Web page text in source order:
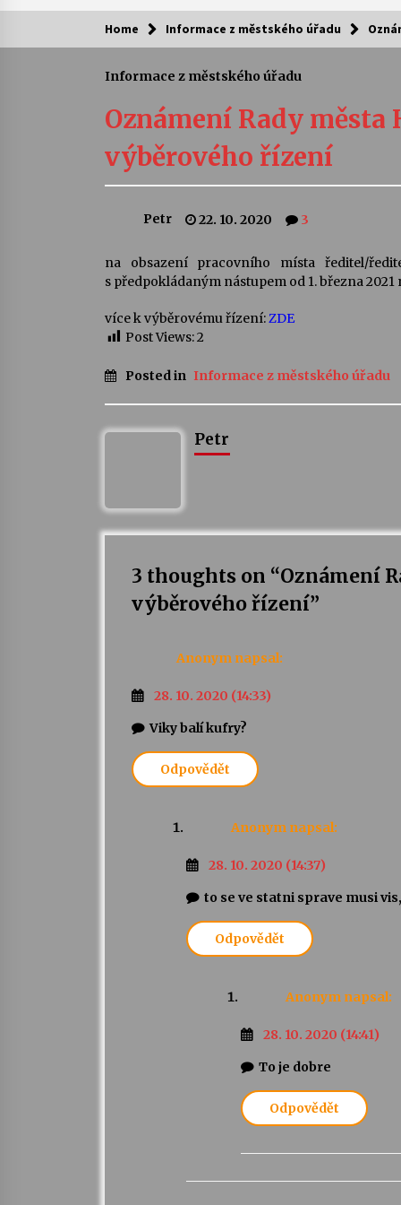
Kam za kulturou?
Camerata a Sukuba Ensemble
4. 8. 2026
Quijotova šedesátka: 28. 7.–1. 8.
28. 7. 2026
Letní koncerty ve Stromovce:
Miller
13. 7. 2026
Home Informace z městského úřadu
Informace z městského úřadu
Oznámení Rady
výběrového řízení
Petr 22. 10. 2020 3
na obsazení pracovního místa ředitel/
s předpokládaným nástupem od 1. března
více k výběrovému řízení:ZDE
Post Views:2
Posted in Informace z městského úřadu
Petr
3 thoughts on “Oznámení
výběrového řízení”
Anonym napsal:
28. 10. 2020 (14:33)
Viky balí kufry?
Odpovědět
Anonym napsal:
28. 10. 2020 (14:37)
to se ve statni sprave musi
Odpovědět
Anonym napsal:
28. 10. 2020 (14:41)
To je dobre
Odpovědět